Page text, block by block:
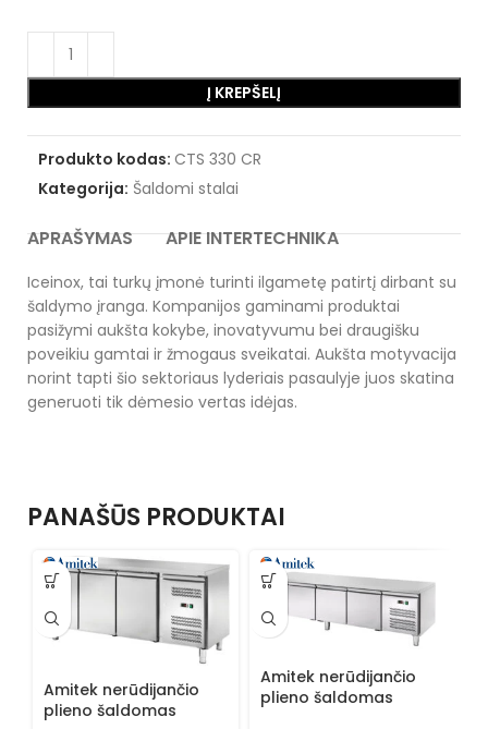
Į KREPŠELĮ
Produkto kodas: CTS 330 CR
Kategorija: Šaldomi stalai
APRAŠYMAS APIE INTERTECHNIKA
Iceinox, tai turkų įmonė turinti ilgametę patirtį dirbant su
šaldymo įranga. Kompanijos gaminami produktai
pasižymi aukšta kokybe, inovatyvumu bei draugišku
poveikiu gamtai ir žmogaus sveikatai. Aukšta motyvacija
norint tapti šio sektoriaus lyderiais pasaulyje juos skatina
generuoti tik dėmesio vertas idėjas.
PANAŠŪS PRODUKTAI
Amitek nerūdijančio
plieno šaldomas
Amitek nerūdijančio
plieno šaldomas